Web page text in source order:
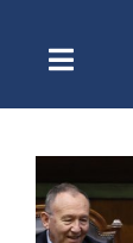
contenidoToggle